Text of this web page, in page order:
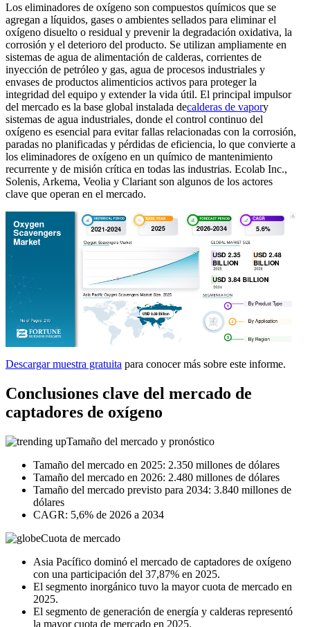
Los eliminadores de oxígeno son compuestos químicos que se
agregan a líquidos, gases o ambientes sellados para eliminar el
oxígeno disuelto o residual y prevenir la degradación oxidativa, la
corrosión y el deterioro del producto. Se utilizan ampliamente en
sistemas de agua de alimentación de calderas, corrientes de
inyección de petróleo y gas, agua de procesos industriales y
envases de productos alimenticios activos para proteger la
integridad del equipo y extender la vida útil. El principal impulsor
del mercado es la base global instalada decalderas de vapory
sistemas de agua industriales, donde el control continuo del
oxígeno es esencial para evitar fallas relacionadas con la corrosión,
paradas no planificadas y pérdidas de eficiencia, lo que convierte a
los eliminadores de oxígeno en un químico de mantenimiento
recurrente y de misión crítica en todas las industrias. Ecolab Inc.,
Solenis, Arkema, Veolia y Clariant son algunos de los actores
clave que operan en el mercado.
Descargar muestra gratuita para conocer más sobre este informe.
Conclusiones clave del mercado de
captadores de oxígeno
Tamaño del mercado y pronóstico
Tamaño del mercado en 2025: 2.350 millones de dólares
Tamaño del mercado en 2026: 2.480 millones de dólares
Tamaño del mercado previsto para 2034: 3.840 millones de
dólares
CAGR: 5,6% de 2026 a 2034
Cuota de mercado
Asia Pacífico dominó el mercado de captadores de oxígeno
con una participación del 37,87% en 2025.
El segmento inorgánico tuvo la mayor cuota de mercado en
2025.
El segmento de generación de energía y calderas representó
la mayor cuota de mercado en 2025.